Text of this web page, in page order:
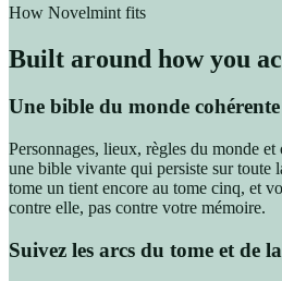
How Novelmint fits
Built around how you
Une bible du monde
Personnages, lieux, règles du monde
une bible vivante qui persiste sur toute
tome un tient encore au tome cinq, et
contre elle, pas contre votre mémoire.
Suivez les arcs du tome et de